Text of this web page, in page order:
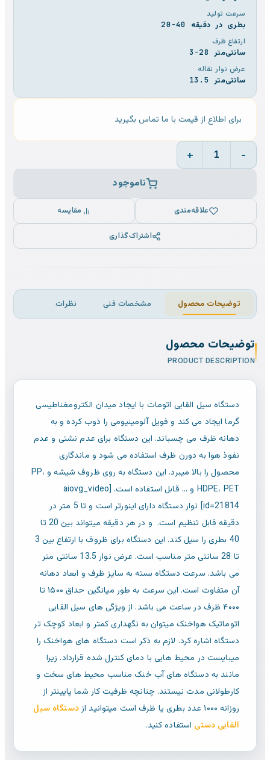
سرعت تولید
20-40 بطری در دقیقه
ارتفاع ظرف
3-28 سانتی‌متر
عرض نوار نقاله
13.5 سانتی‌متر
برای اطلاع از قیمت با ما تماس بگیرید
−
1
+
ناموجود
علاقه‌مندی مقایسه
اشتراک‌گذاری
توضیحات محصول مشخصات فنی نظرات
توضیحات محصول
PRODUCT DESCRIPTION
دستگاه سیل القایی اتومات با ایجاد میدان الکترومغناطیسی
گرما ایجاد می کند و فویل آلومینیومی را ذوب کرده و به
دهانه ظرف می چسباند. این دستگاه برای عدم نشتی و عدم
نفوذ هوا به دورن ظرف استفاده می شود و ماندگاری
محصول را بالا میبرد. این دستگاه به روی ظروف شیشه و PP،
HDPE، PET و ... قابل استفاده است.
[aiovg_video
id=21814]
نوار دستگاه دارای اینورتر است و تا 5 متر در
دقیقه قابل تنظیم است. و در هر دقیقه میتواند بین 20 تا
40 بطری را سیل کند. این دستگاه برای ظروف با ارتفاع بین 3
تا 28 سانتی متر مناسب است. عرض نوار 13.5 سانتی متر
می باشد. سرعت دستگاه بسته به سایز ظرف و ابعاد دهانه
آن متفاوت است. این سرعت به طور میانگین حداق ۱۵۰۰ تا
۴۰۰۰ ظرف در ساعت می باشد. از ویژگی های سیل القایی
اتوماتیک هواخنک میتوان به نگهداری کمتر و ابعاد کوچک تر
دستگاه اشاره کرد. لازم به ذکر است دستگاه های هواخنک را
میبایست در محیط هایی با دمای کنترل شده قرارداد. زیرا
مانند به دستگاه های آب خنک مناسب محیط های سخت و
کارطولانی مدت نیستند. چنانچه ظرفیت کار شما پایینتر از
روزانه ۱۰۰۰ عدد بطری یا ظرف است میتوانید از
دستگاه سیل
القایی دستی استفاده کنید.